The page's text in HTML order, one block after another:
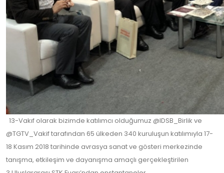
13-Vakıf olarak bizimde katılımcı olduğumuz @IDSB_Birlik ve
@TGTV_Vakif tarafından 65 ülkeden 340 kuruluşun katılımıyla 17-
18 Kasım 2018 tarihinde avrasya sanat ve gösteri merkezinde
tanışma, etkileşim ve dayanışma amaçlı gerçekleştirilen